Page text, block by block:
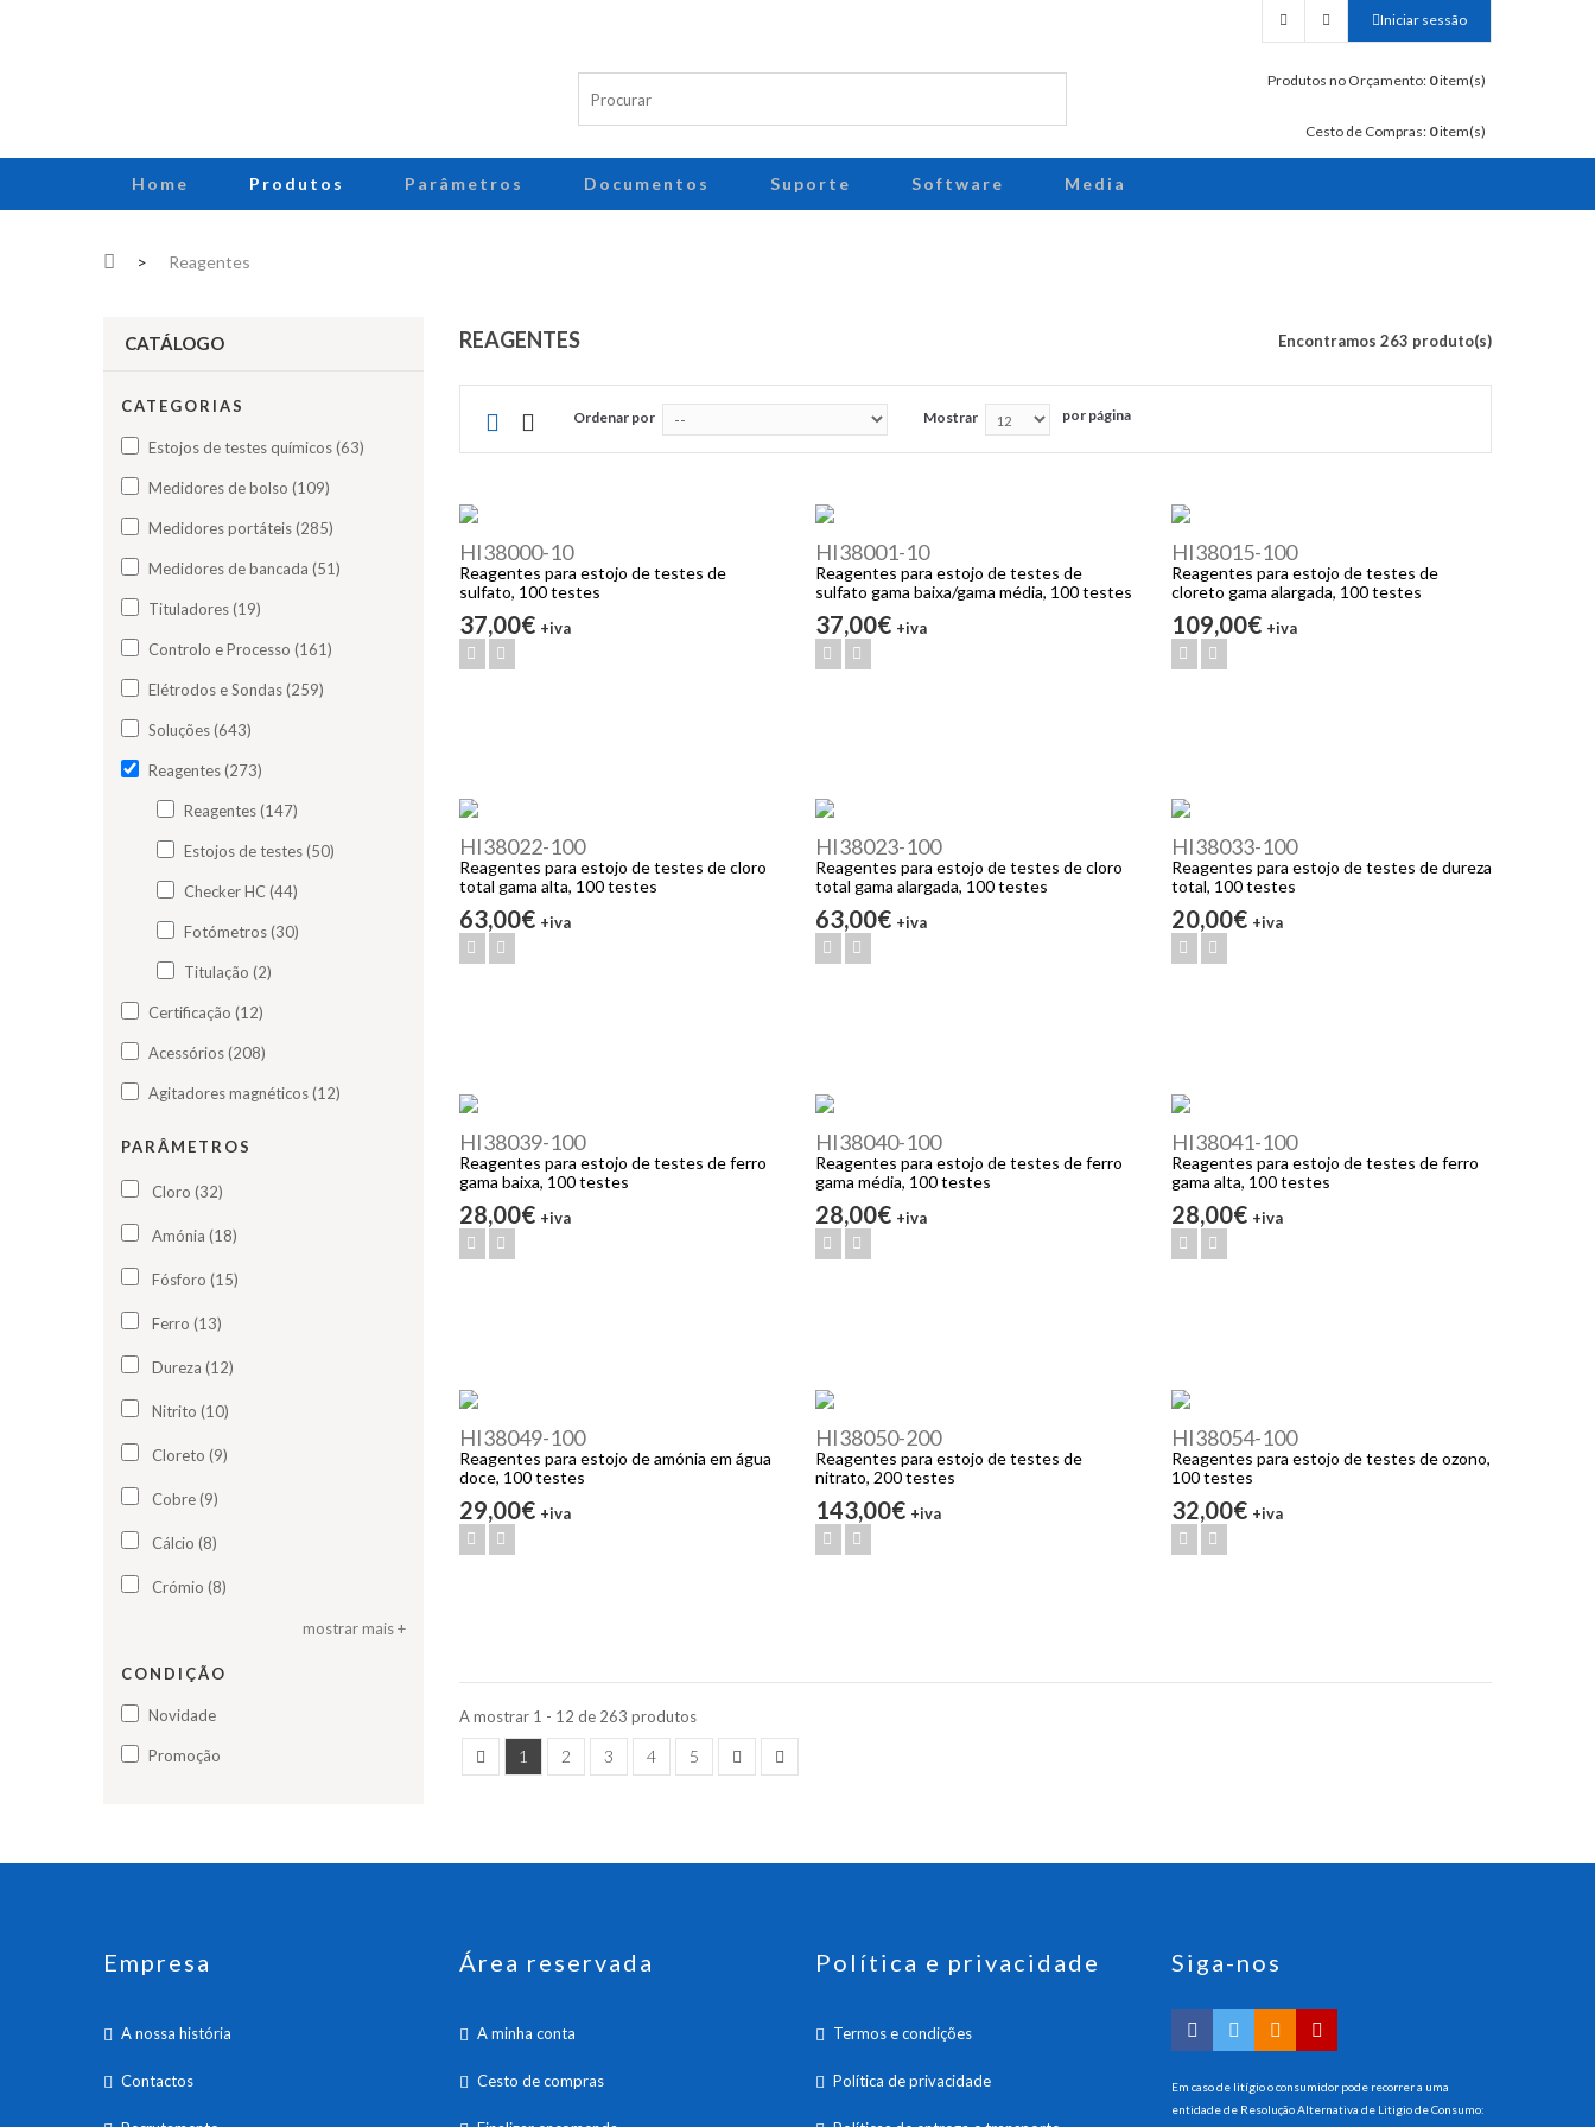
Iniciar sessão
Produtos no Orçamento: 0item(s)
Cesto de Compras: 0item(s)
Home Produtos Parâmetros Documentos Suporte Software Media
> Reagentes
CATÁLOGO
CATEGORIAS
Estojos de testes químicos (63)
Medidores de bolso (109)
Medidores portáteis (285)
Medidores de bancada (51)
Tituladores (19)
Controlo e Processo (161)
Elétrodos e Sondas (259)
Soluções (643)
Reagentes (273)
Reagentes (147)
Estojos de testes (50)
Checker HC (44)
Fotómetros (30)
Titulação (2)
Certificação (12)
Acessórios (208)
Agitadores magnéticos (12)
PARÂMETROS
Cloro (32)
Amónia (18)
Fósforo (15)
Ferro (13)
Dureza (12)
Nitrito (10)
Cloreto (9)
Cobre (9)
Cálcio (8)
Crómio (8)
mostrar mais +
CONDIÇÃO
Novidade
Promoção
REAGENTES Encontramos 263 produto(s)
Ordenar por Mostrar por página
HI38000-10
Reagentes para estojo de testes de
sulfato, 100 testes
37,00€ +iva
HI38001-10
Reagentes para estojo de testes de
sulfato gama baixa/gama média, 100 testes
37,00€ +iva
HI38015-100
Reagentes para estojo de testes de
cloreto gama alargada, 100 testes
109,00€ +iva
HI38022-100
Reagentes para estojo de testes de cloro
total gama alta, 100 testes
63,00€ +iva
HI38023-100
Reagentes para estojo de testes de cloro
total gama alargada, 100 testes
63,00€ +iva
HI38033-100
Reagentes para estojo de testes de dureza
total, 100 testes
20,00€ +iva
HI38039-100
Reagentes para estojo de testes de ferro
gama baixa, 100 testes
28,00€ +iva
HI38040-100
Reagentes para estojo de testes de ferro
gama média, 100 testes
28,00€ +iva
HI38041-100
Reagentes para estojo de testes de ferro
gama alta, 100 testes
28,00€ +iva
HI38049-100
Reagentes para estojo de amónia em água
doce, 100 testes
29,00€ +iva
HI38050-200
Reagentes para estojo de testes de
nitrato, 200 testes
143,00€ +iva
HI38054-100
Reagentes para estojo de testes de ozono,
100 testes
32,00€ +iva
A mostrar 1 - 12 de 263 produtos
1 2 3 4 5
Empresa
A nossa história
Contactos
Área reservada
A minha conta
Cesto de compras
Política e privacidade
Termos e condições
Política de privacidade
Siga-nos
Em caso de litígio o consumidor pode recorrer a uma
entidade de Resolução Alternativa de Litigio de Consumo: